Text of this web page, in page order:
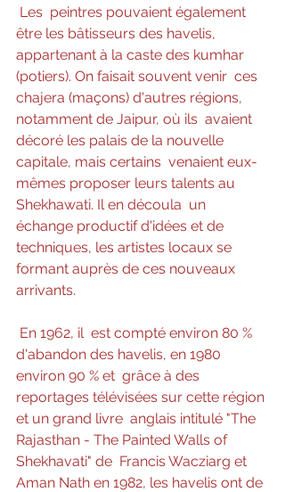
Les  peintres pouvaient également
être les bâtisseurs des havelis,
appartenant à la caste des kumhar
(potiers). On faisait souvent venir  ces
chajera (maçons) d'autres régions,
notamment de Jaipur, où ils  avaient
décoré les palais de la nouvelle
capitale, mais certains  venaient eux-
mêmes proposer leurs talents au
Shekhawati. Il en découla  un
échange productif d'idées et de
techniques, les artistes locaux se
formant auprès de ces nouveaux
arrivants.
En 1962, il  est compté environ 80 %
d'abandon des havelis, en 1980
environ 90 % et  grâce à des
reportages télévisées sur cette région
et un grand livre  anglais intitulé "The
Rajasthan - The Painted Walls of
Shekhavati" de  Francis Wacziarg et
Aman Nath en 1982, les havelis ont de